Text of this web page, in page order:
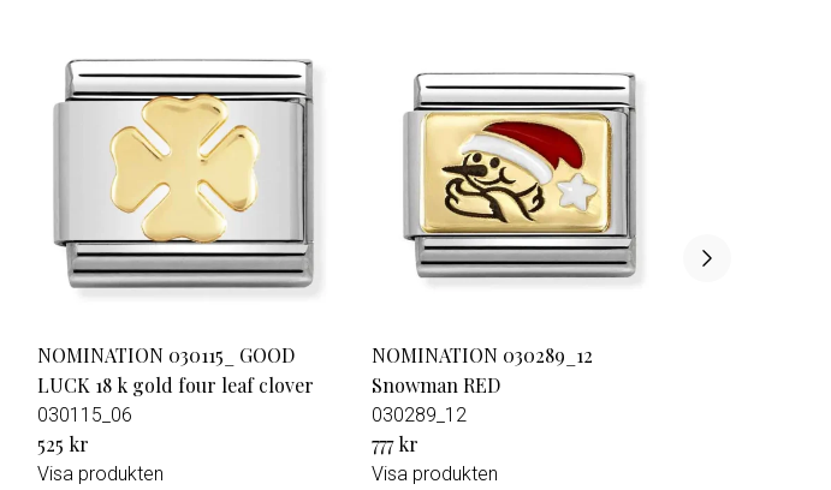
NOMINATION 030115_ GOOD
LUCK 18 k gold four leaf clover
030115_06
525 kr
Visa produkten
NOMINATION 030289_12
Snowman RED
030289_12
777 kr
Visa produkten